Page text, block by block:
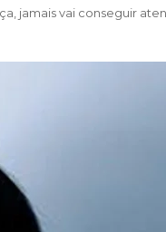
jamais vai conseguir